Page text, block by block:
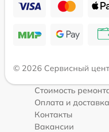
© 2026 Сервисный
Стоимость
Оплата и доставка
Контакты
Вакансии